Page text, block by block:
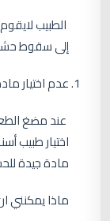
الطبيب
إلى سقوط
عدم اختيار
عند مضغ
اختيار طبيب
مادة جيدة
ماذا